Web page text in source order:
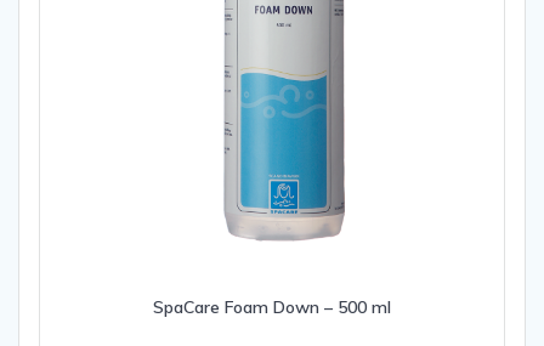
SpaCare Foam Down – 500 ml